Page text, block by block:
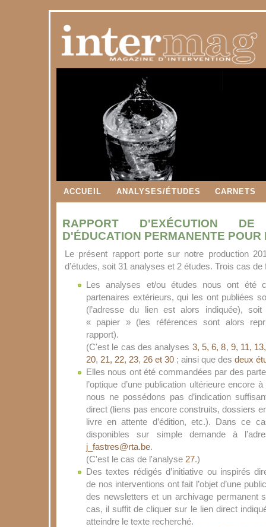
ACCUEIL ANALYSES/ÉTUDES CARNETS
RAPPORT D'EXÉCUTION
D'ÉDUCATION PERMANENTE
Le présent rapport porte sur notre production
d’études, soit 31 analyses et 2 études. Trois cas
Les analyses et/ou études nous ont été
partenaires extérieurs, qui les ont publiées
(l’adresse du lien est alors indiquée),
« papier » (les références sont alors
rapport).
(C'est le cas des analyses 3, 5, 6, 8, 9, 11,
20, 21, 22, 23, 26 et 30 ; ainsi que des deux
Elles nous ont été commandées par des
l’optique d’une publication ultérieure encore
nous ne possédons pas d’indication
direct (liens pas encore construits, dossiers
livre en attente d’édition, etc.). Dans ce
disponibles sur simple demande à
j_fastres@rta.be.
(C'est le cas de l'analyse 27.)
Des textes rédigés d’initiative ou inspirés
de nos interventions ont fait l’objet d’une
des newsletters et un archivage permanent
cas, il suffit de cliquer sur le lien direct
atteindre le texte recherché.